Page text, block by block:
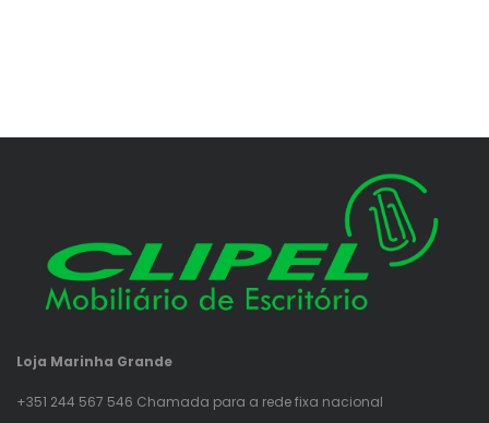
Loja Marinha Grande
+351 244 567 546 Chamada para a rede fixa nacional